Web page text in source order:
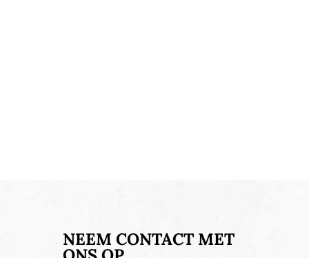
NEEM CONTACT MET